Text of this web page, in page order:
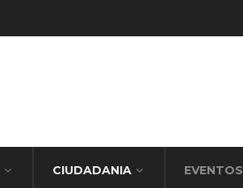
CIUDADANIA EVENTOS